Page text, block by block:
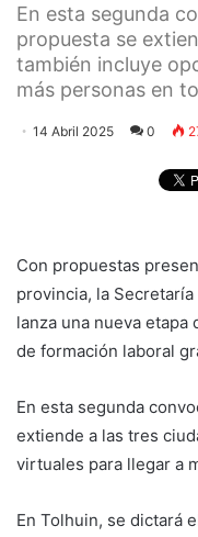
En esta segunda
propuesta se
también incluye
más personas en
14 Abril 2025 0
Con propuestas
provincia, la
lanza una nueva
de formación laboral
En esta segunda
extiende a las tres
virtuales para llegar a
En Tolhuin, se dictará